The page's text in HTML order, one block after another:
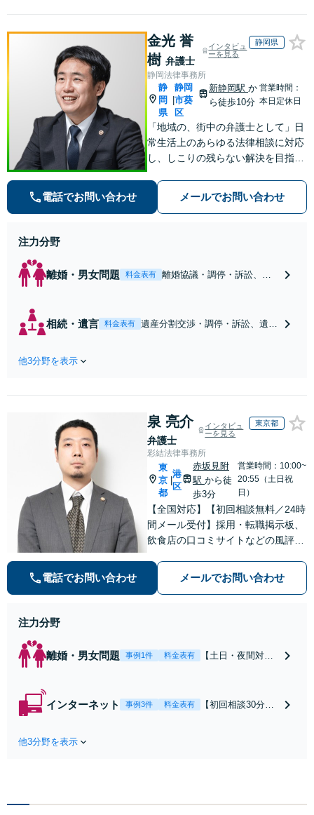
金光 誉
樹 弁護士
インタビュ
ーを見る
静岡県
静岡法律事務所
静
岡
県
静岡
市葵
区
新静岡駅か
ら徒歩10分
営業時間：
本日定休日
「地域の、街中の弁護士として」日
常生活上のあらゆる法律相談に対応
し、しこりの残らない解決を目指し
た」と心から思っていただけるよ
う、どのような案件にも誠心誠意取
電話でお問い合わせ メールでお問い合わせ
注力分野
離婚・男女問題 料金表有
離婚協議・調停・訴訟、養
応し、ご一緒に問題解決を
相続・遺言 料金表有
遺産分割交渉・調停・訴訟、遺留
しこりの残らない解決を特に意識
他3分野を表示
泉 亮介
弁護士
インタビュ
ーを見る
東京都
彩結法律事務所
東
京
都
港
区
赤坂見附
駅 から徒
歩3分
営業時間：10:00~
20:55（土日祝
日）
【全国対応】【初回相談無料／24時
間メール受付】採用・転職掲示板、
飲食店の口コミサイトなどの風評被
の種類を問わず相談可。可能な限り
早期対応で駆けつけサポート【労
電話でお問い合わせ メールでお問い合わせ
注力分野
離婚・男女問題 事例1件 料金表有
【土日・夜間対応
れたら、サインす
インターネット 事例3件 料金表有
【初回相談30分無
お店の風評被害対
他3分野を表示